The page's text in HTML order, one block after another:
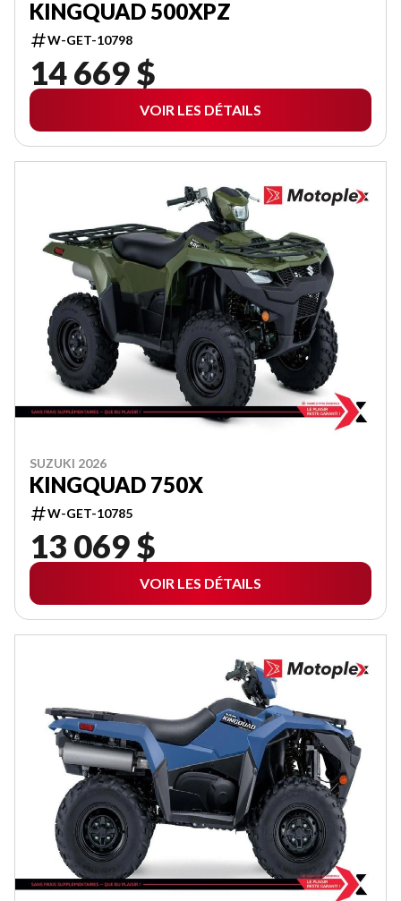
KINGQUAD 500XPZ
W-GET-10798
14 669 $
VOIR LES DÉTAILS
SUZUKI 2026
KINGQUAD 750X
W-GET-10785
13 069 $
VOIR LES DÉTAILS